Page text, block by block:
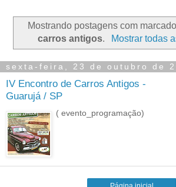
Mostrando postagens com
carros antigos. Mostrar todas
sexta-feira, 23 de outubro de
IV Encontro de Carros Antigos -
Guarujá / SP
( evento_programação)